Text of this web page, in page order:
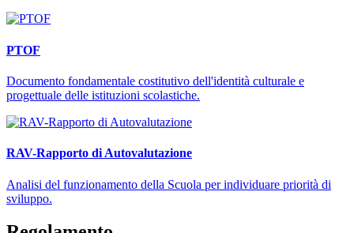
PTOF
Documento fondamentale costitutivo dell'identità culturale e
progettuale delle istituzioni scolastiche.
RAV-Rapporto di Autovalutazione
Analisi del funzionamento della Scuola per individuare priorità di
sviluppo.